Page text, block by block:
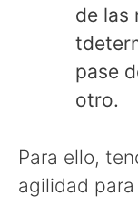
de las
pase
otro.
Para ello,
agilidad